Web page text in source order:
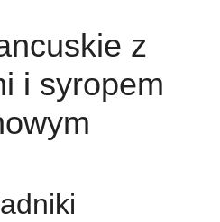
z
i syropem